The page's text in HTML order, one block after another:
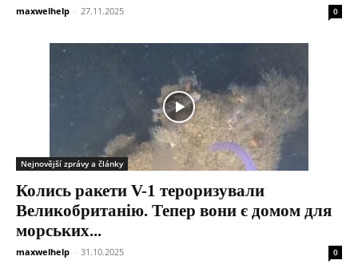
maxwelhelp - 27.11.2025 0
Nejnovější zprávy a články
Колись ракети V-1 тероризували
Великобританію. Тепер вони є домом для
морських...
maxwelhelp - 31.10.2025 0